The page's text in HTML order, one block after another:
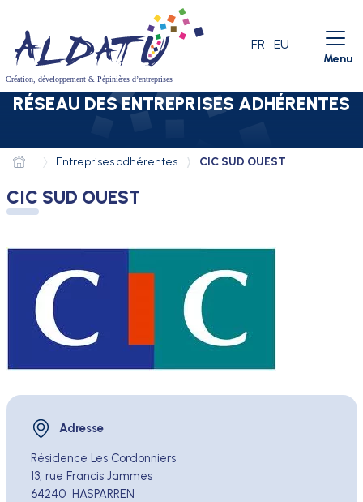
Aller à la recherche
LANGUE ACTIVE
FR EU
Menu
RÉSEAU DES ENTREPRISES ADHÉRENTES
Entreprises adhérentes CIC SUD OUEST
CIC SUD OUEST
Adresse
Adresse
Résidence Les Cordonniers
13, rue Francis Jammes
64240 HASPARREN